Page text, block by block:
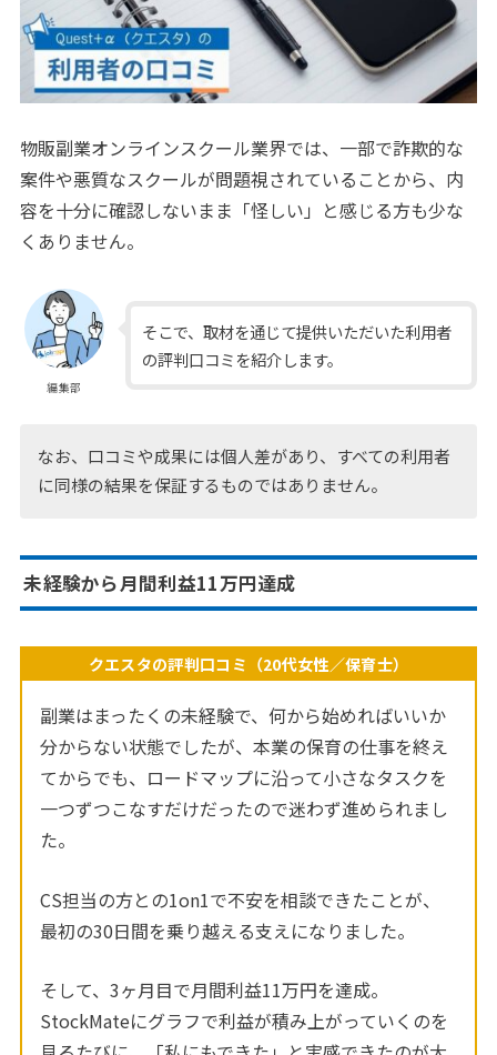
物販副業オンラインスクール業界では、一部で詐欺的な
案件や悪質なスクールが問題視されていることから、内
容を十分に確認しないまま「怪しい」と感じる方も少な
くありません。
編集部
そこで、取材を通じて提供いただいた利用者
の評判口コミを紹介します。
なお、口コミや成果には個人差があり、すべての利用者
に同様の結果を保証するものではありません。
未経験から月間利益11万円達成
クエスタの評判口コミ（20代女性／保育士）
副業はまったくの未経験で、何から始めればいいか
分からない状態でしたが、本業の保育の仕事を終え
てからでも、ロードマップに沿って小さなタスクを
一つずつこなすだけだったので迷わず進められまし
た。
CS担当の方との1on1で不安を相談できたことが、
最初の30日間を乗り越える支えになりました。
そして、3ヶ月目で月間利益11万円を達成。
StockMateにグラフで利益が積み上がっていくのを